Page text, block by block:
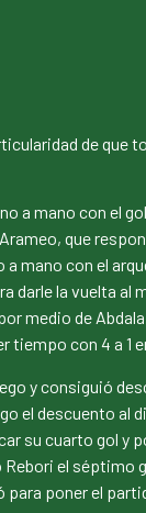
de que
a mano con el
que
mano con el
darle la vuelta al
medio de
con 4 a 1
y consiguió
el descuento al
su cuarto gol y
el séptimo
poner el